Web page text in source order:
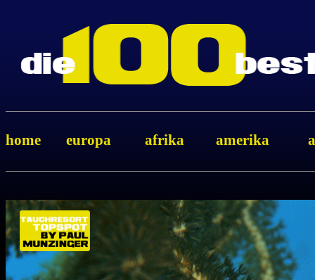
home europa afrika amerika